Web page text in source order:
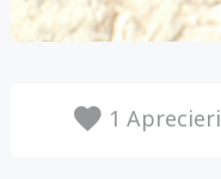
1 Aprecieri